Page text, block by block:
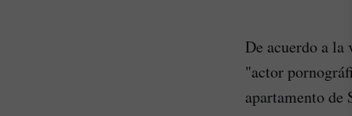
De acuerdo a la
"actor
apartamento de